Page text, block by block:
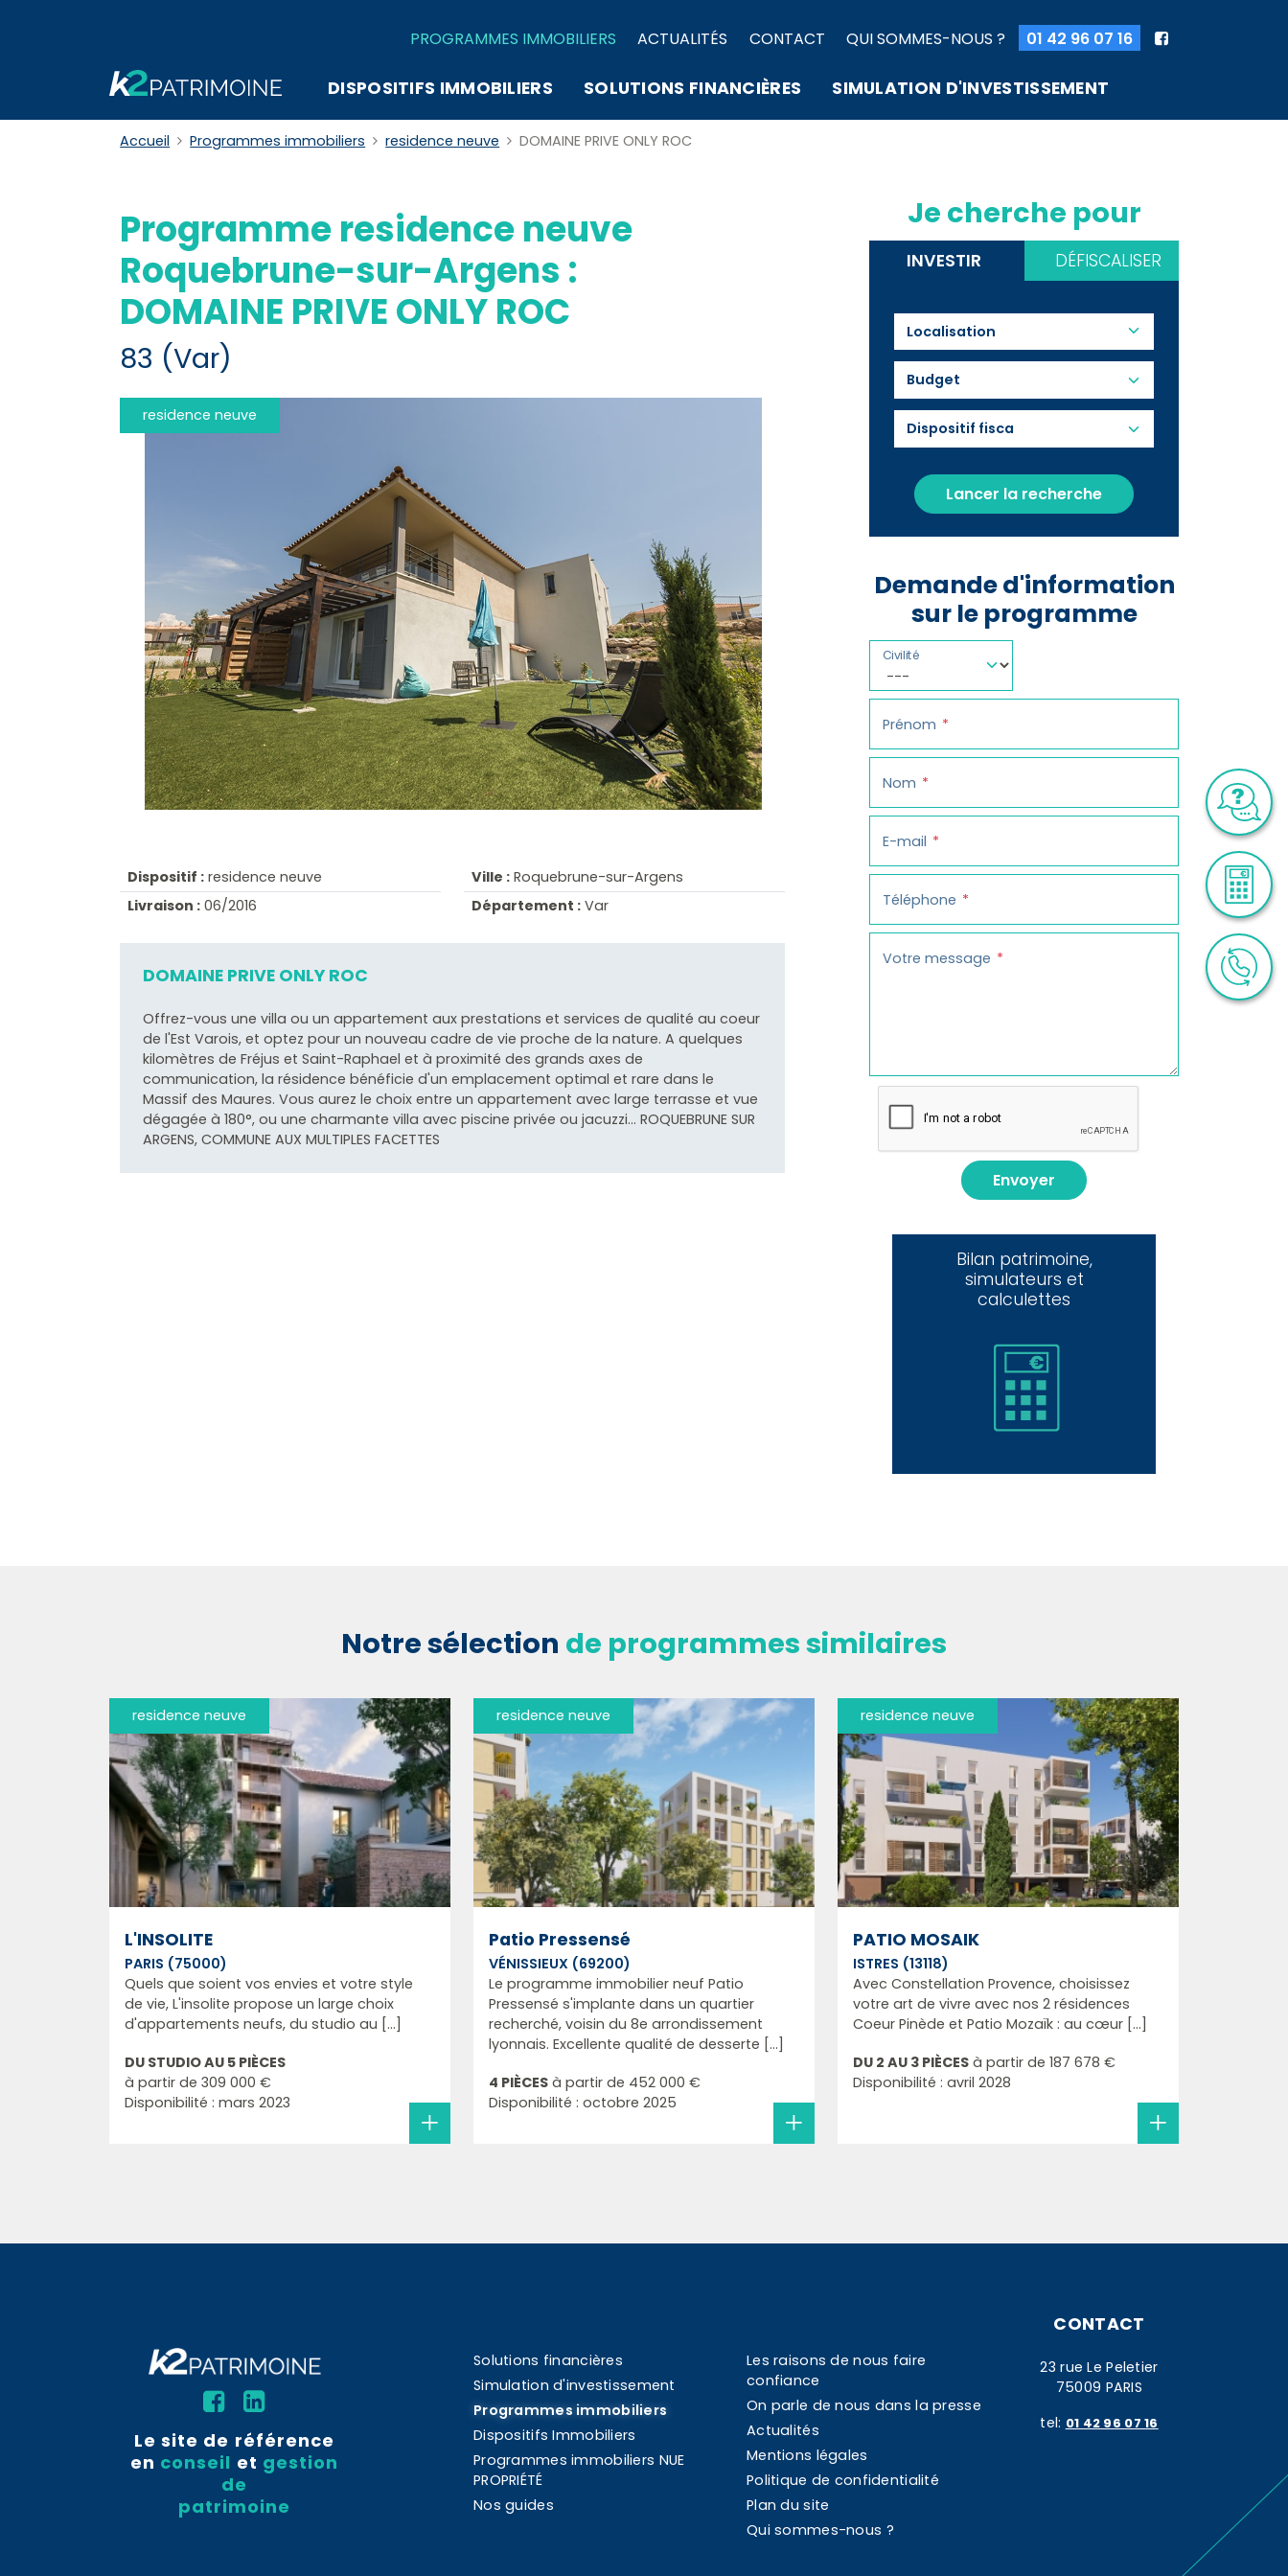
PROGRAMMES IMMOBILIERS ACTUALITÉS CONTACT QUI SOMMES-NOUS ? 01 42 96 07 16
DISPOSITIFS IMMOBILIERS SOLUTIONS FINANCIÈRES SIMULATION D'INVESTISSEMENT
Accueil Programmes immobiliers residence neuve DOMAINE PRIVE ONLY ROC
Programme residence neuve
Roquebrune-sur-Argens :
DOMAINE PRIVE ONLY ROC
83 (Var)
residence neuve
Dispositif : residence neuve
Livraison : 06/2016
Ville : Roquebrune-sur-Argens
Département : Var
DOMAINE PRIVE ONLY ROC
Offrez-vous une villa ou un appartement aux prestations et services de qualité au coeur
de l'Est Varois, et optez pour un nouveau cadre de vie proche de la nature. A quelques
kilomètres de Fréjus et Saint-Raphael et à proximité des grands axes de
communication, la résidence bénéficie d'un emplacement optimal et rare dans le
Massif des Maures. Vous aurez le choix entre un appartement avec large terrasse et vue
dégagée à 180°, ou une charmante villa avec piscine privée ou jacuzzi... ROQUEBRUNE SUR
ARGENS, COMMUNE AUX MULTIPLES FACETTES
Je cherche pour
INVESTIR DÉFISCALISER
Budget
Lancer la recherche
Demande d'information
sur le programme
Civilité
Prénom
Nom
E-mail
Téléphone
Votre message
Envoyer
Bilan patrimoine,
simulateurs et
calculettes
Notre sélection de programmes similaires
residence neuve
L'INSOLITE
PARIS (75000)
Quels que soient vos envies et votre style
de vie, L'insolite propose un large choix
d'appartements neufs, du studio au [...]
DU STUDIO AU 5 PIÈCES
à partir de 309 000 €
Disponibilité : mars 2023
residence neuve
Patio Pressensé
VÉNISSIEUX (69200)
Le programme immobilier neuf Patio
Pressensé s'implante dans un quartier
recherché, voisin du 8e arrondissement
lyonnais. Excellente qualité de desserte [...]
4 PIÈCES à partir de 452 000 €
Disponibilité : octobre 2025
residence neuve
PATIO MOSAIK
ISTRES (13118)
Avec Constellation Provence, choisissez
votre art de vivre avec nos 2 résidences
Coeur Pinède et Patio Mozaïk : au cœur [...]
DU 2 AU 3 PIÈCES à partir de 187 678 €
Disponibilité : avril 2028
Le site de référence
en conseil et gestion
de
patrimoine
Solutions financières
Simulation d'investissement
Programmes immobiliers
Dispositifs Immobiliers
Programmes immobiliers NUE
PROPRIÉTÉ
Nos guides
Les raisons de nous faire
confiance
On parle de nous dans la presse
Actualités
Mentions légales
Politique de confidentialité
Plan du site
Qui sommes-nous ?
CONTACT
23 rue Le Peletier
75009 PARIS
tel: 01 42 96 07 16